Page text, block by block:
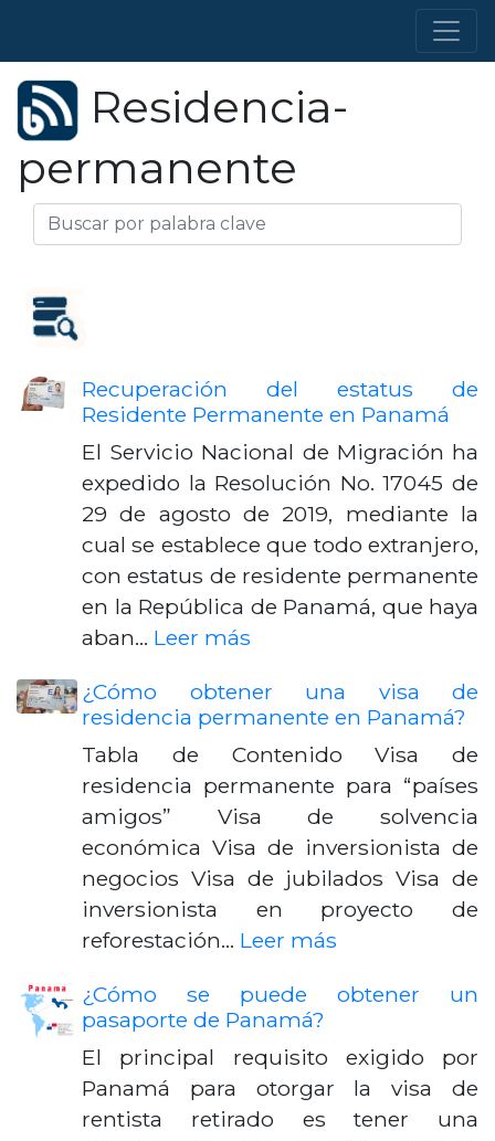
Residencia-
permanente
Recuperación del estatus de
Residente Permanente en Panamá
El Servicio Nacional de Migración ha
expedido la Resolución No. 17045 de
29 de agosto de 2019, mediante la
cual se establece que todo extranjero,
con estatus de residente permanente
en la República de Panamá, que haya
aban… Leer más
¿Cómo obtener una visa de
residencia permanente en Panamá?
Tabla de Contenido Visa de
residencia permanente para “países
amigos” Visa de solvencia
económica Visa de inversionista de
negocios Visa de jubilados Visa de
inversionista en proyecto de
reforestación… Leer más
¿Cómo se puede obtener un
pasaporte de Panamá?
El principal requisito exigido por
Panamá para otorgar la visa de
rentista retirado es tener una